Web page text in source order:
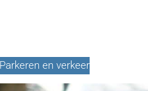
Parkeren en verkeer